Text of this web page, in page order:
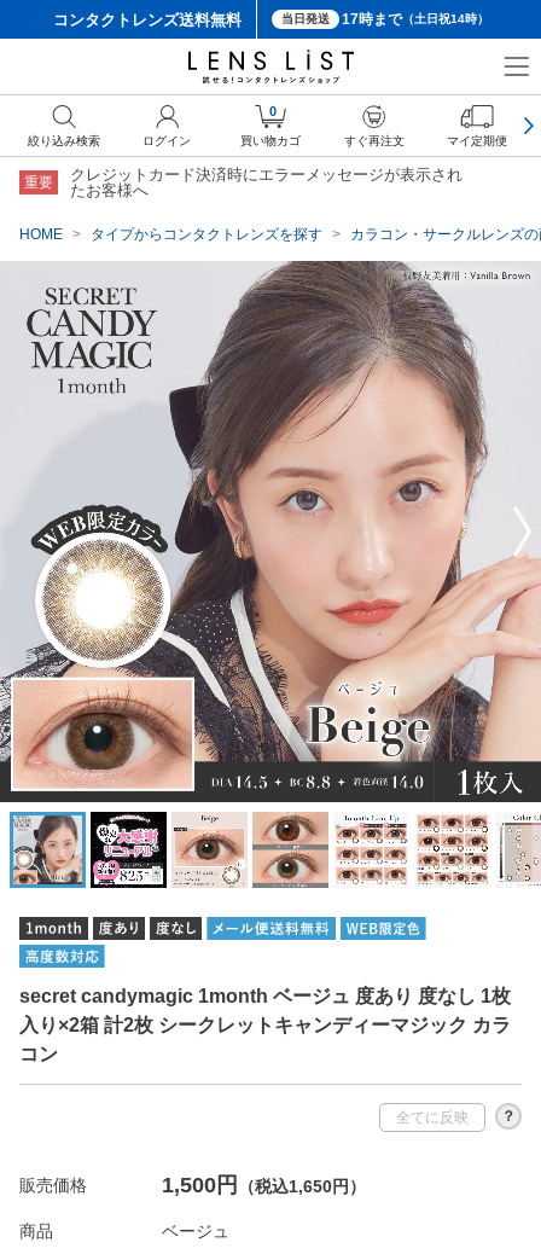
コンタクトレンズ送料無料 当日発送 17時まで（土日祝14時）
重要
クレジットカード決済時にエラーメッセージが表示され
たお客様へ
HOME タイプからコンタクトレンズを探す カラコン・サークルレンズ
secret candymagic 1month ベージュ 度あり 度なし 1枚
入り×2箱 計2枚 シークレットキャンディーマジック カラ
コン
全てに反映 ？
販売価格 1,500円 （税込1,650円）
商品
絞り込み検索 ログイン
0
買い物カゴ すぐ再注文 マイ定期便
クーポン詳細